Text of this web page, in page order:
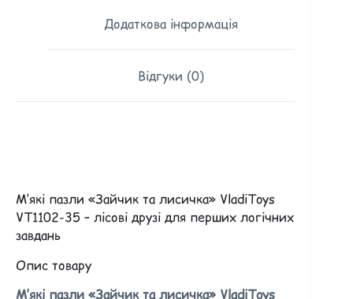
Додаткова інформація
Відгуки (0)
М’які пазли «Зайчик та лисичка» VladiToys
VT1102-35 – лісові друзі для перших логічних
завдань
Опис товару
М’які пазли «Зайчик та лисичка» VladiToys